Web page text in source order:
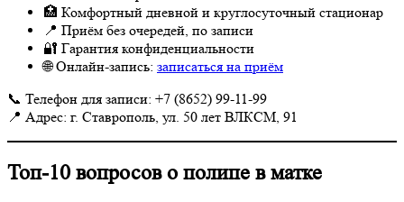
🏥 Комфортный дневной и круглосуточный стационар
📍 Приём без очередей, по записи
🔐 Гарантия конфиденциальности
🌐 Онлайн-запись: записаться на приём
📞 Телефон для записи: +7 (8652) 99-11-99
📍 Адрес: г. Ставрополь, ул. 50 лет ВЛКСМ, 91
Топ-10 вопросов о полипе в матке